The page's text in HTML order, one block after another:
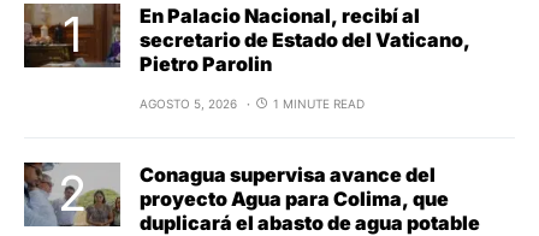
En Palacio Nacional, recibí al
secretario de Estado del Vaticano,
Pietro Parolin
AGOSTO 5, 2026 1 MINUTE READ
Conagua supervisa avance del
proyecto Agua para Colima, que
duplicará el abasto de agua potable